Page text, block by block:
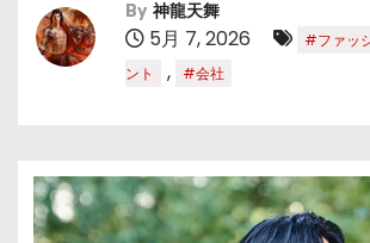
By 神龍天舞
5月 7, 2026 #ファッ
ント
, #会社